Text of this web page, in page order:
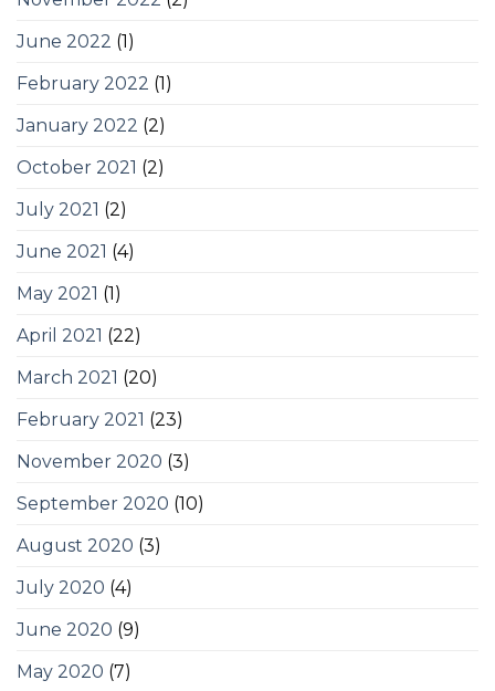
June 2022 (1)
February 2022 (1)
January 2022 (2)
October 2021 (2)
July 2021 (2)
June 2021 (4)
May 2021 (1)
April 2021 (22)
March 2021 (20)
February 2021 (23)
November 2020 (3)
September 2020 (10)
August 2020 (3)
July 2020 (4)
June 2020 (9)
May 2020 (7)